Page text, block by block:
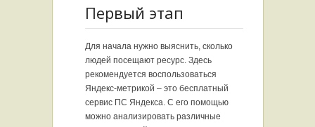
Первый этап
Для начала нужно выяснить, сколько
людей посещают ресурс. Здесь
рекомендуется воспользоваться
Яндекс-метрикой – это бесплатный
сервис ПС Яндекса. С его помощью
можно анализировать различные